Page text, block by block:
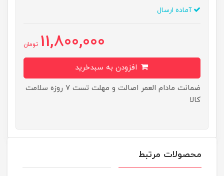
آماده ارسال
11,800,000 تومان
ضمانت مادام العمر اصالت و مهلت تست ۷ روزه سلامت
کالا
محصولات مرتبط